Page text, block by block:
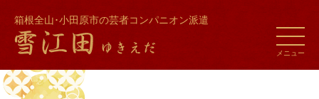
箱根全山･小田原市の芸者コンパニオン派遣
toggle
メニュー